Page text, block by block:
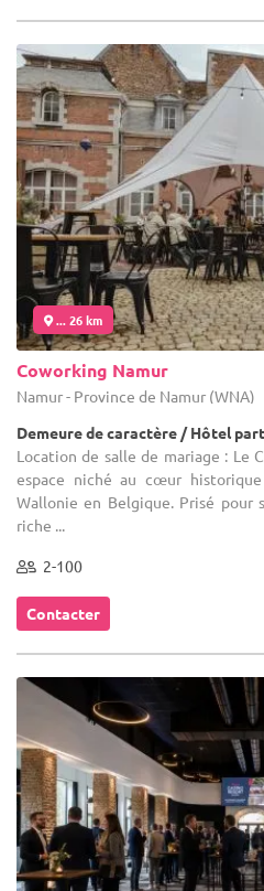
... 26 km
Coworking Namur
Namur - Province de Namur (WNA)
Demeure de caractère / Hôtel
Location de salle de mariage : Le
espace niché au cœur
Wallonie en Belgique. Prisé pour
riche ...
2-100
Contacter